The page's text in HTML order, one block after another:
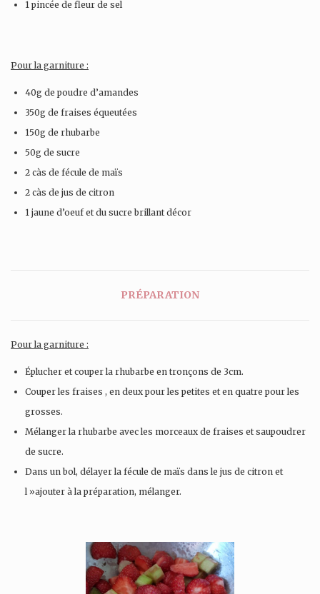
1 pincée de fleur de sel
Pour la garniture :
40g de poudre d’amandes
350g de fraises équeutées
150g de rhubarbe
50g de sucre
2 càs de fécule de maïs
2 càs de jus de citron
1 jaune d’oeuf et du sucre brillant décor
PRÉPARATION
Pour la garniture :
Éplucher et couper la rhubarbe en tronçons de 3cm.
Couper les fraises , en deux pour les petites et en quatre pour les
grosses.
Mélanger la rhubarbe avec les morceaux de fraises et saupoudrer
de sucre.
Dans un bol, délayer la fécule de maïs dans le jus de citron et
l »ajouter à la préparation, mélanger.